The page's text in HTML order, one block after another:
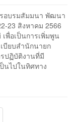
อบรมสัมมนา พัฒนา
23 สิงหาคม 2566
พื่อเป็นการเพิ่มพูน
บียบสำนักนายก
ปฏิบัติงานที่มี
นไปในทิศทาง